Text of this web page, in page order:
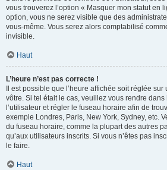
vous trouverez l’option « Masquer mon statut en
option, vous ne serez visible que des
vous-même. Vous serez alors comptabilisé
invisible.
Haut
L’heure n’est pas correcte !
Il est possible que l’heure affichée soit réglée
vôtre. Si tel était le cas, veuillez vous rendre
l’utilisateur et régler le fuseau horaire afin de
exemple Londres, Paris, New York, Sydney, etc.
du fuseau horaire, comme la plupart des autres
qu’aux utilisateurs inscrits. Si vous n’êtes pas
le faire.
Haut